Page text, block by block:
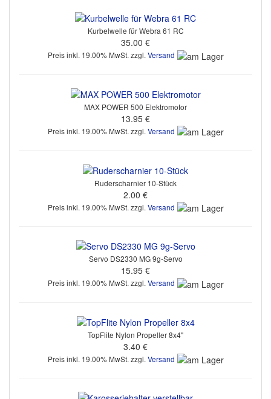
Kurbelwelle für Webra 61 RC
35.00 €
Preis inkl. 19.00% MwSt. zzgl. Versand
MAX POWER 500 Elektromotor
13.95 €
Preis inkl. 19.00% MwSt. zzgl. Versand
Ruderscharnier 10-Stück
2.00 €
Preis inkl. 19.00% MwSt. zzgl. Versand
Servo DS2330 MG 9g-Servo
15.95 €
Preis inkl. 19.00% MwSt. zzgl. Versand
TopFlite Nylon Propeller 8x4"
3.40 €
Preis inkl. 19.00% MwSt. zzgl. Versand